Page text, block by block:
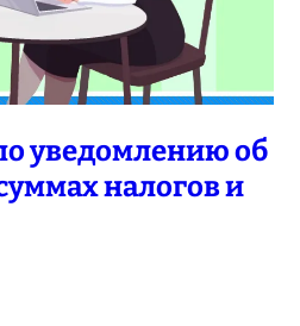
уведомлению об
налогов и